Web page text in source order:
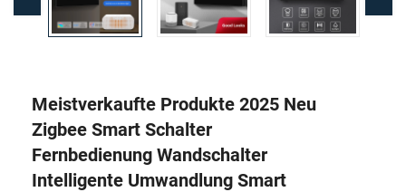
Meistverkaufte Produkte 2025 Neu
Zigbee Smart Schalter
Fernbedienung Wandschalter
Intelligente Umwandlung Smart